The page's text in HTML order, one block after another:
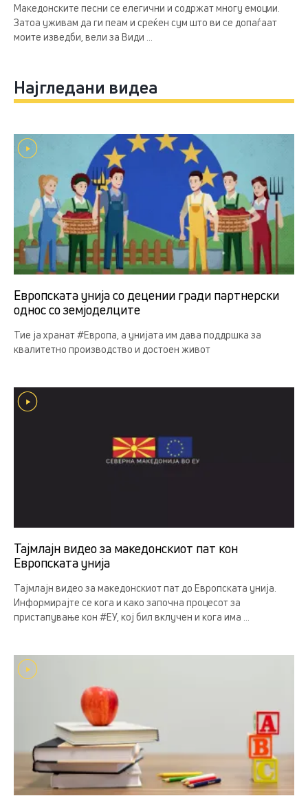
Македонските песни се елегични и содржат многу емоции.
Затоа уживам да ги пеам и среќен сум што ви се допаѓаат
моите изведби, вели за Види ...
Најгледани видеа
Европската унија со децении гради партнерски
однос со земјоделцитe
Тие ја хранат #Европа, а унијата им дава поддршка за
квалитетно производство и достоен живот
Тајмлајн видео за македонскиот пат кон
Европската унија
Тајмлајн видео за македонскиот пат до Европската унија.
Информирајте се кога и како започна процесот за
пристапување кон #ЕУ, кој бил вклучен и кога има ...